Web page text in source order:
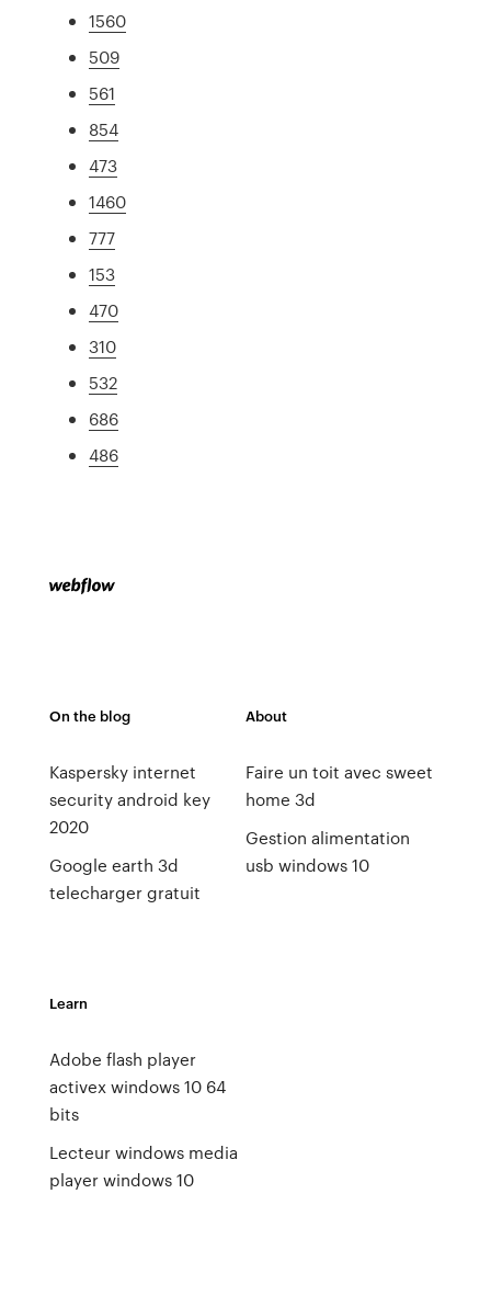
1560
509
561
854
473
1460
777
153
470
310
532
686
486
On the blog
Kaspersky internet
security android key
2020
Google earth 3d
telecharger gratuit
About
Faire un toit avec sweet
home 3d
Gestion alimentation
usb windows 10
Learn
Adobe flash player
activex windows 10 64
bits
Lecteur windows media
player windows 10